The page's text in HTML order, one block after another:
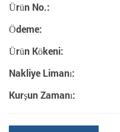
Ürün No.:
Ödeme:
Ürün Kökeni:
Nakliye Limanı:
Kurşun Zamanı: